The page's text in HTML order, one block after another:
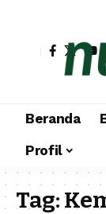
Beranda
Profil
Tag: